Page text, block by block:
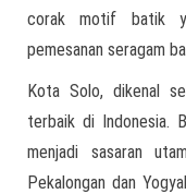
corak motif batik
pemesanan seragam
Kota Solo, dikenal
terbaik di Indonesia.
menjadi sasaran
Pekalongan dan